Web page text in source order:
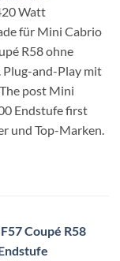
Watt
für Mini Cabrio
R58 ohne
Plug-and-Play mit
post Mini
Endstufe first
und Top-Marken.
Coupé R58